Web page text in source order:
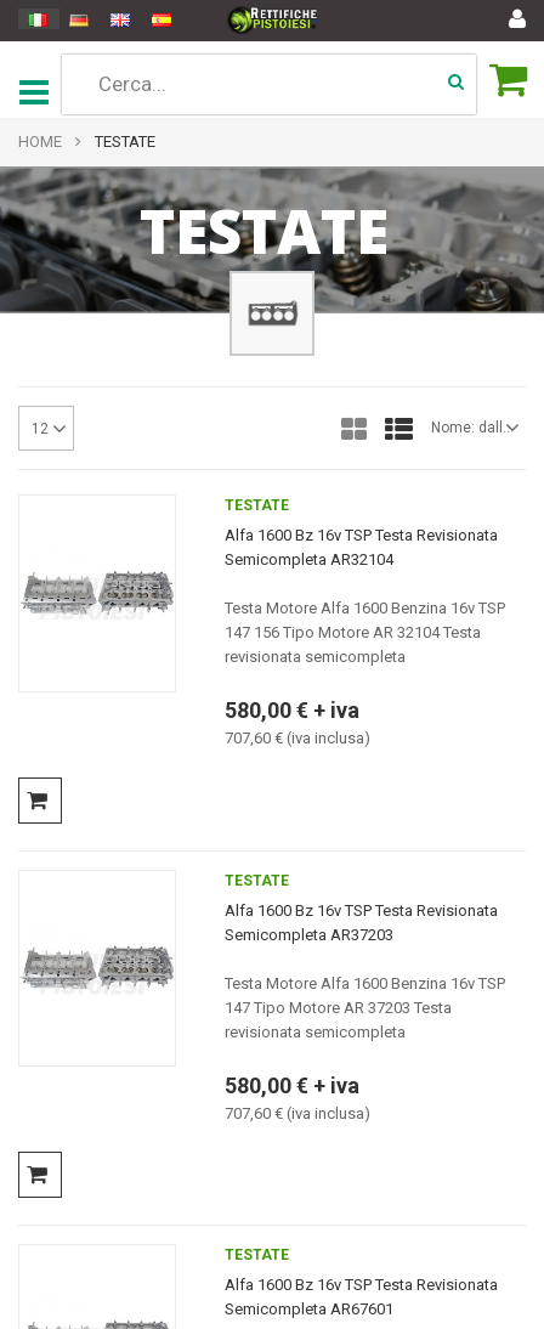
HOME TESTATE
TESTATE
12 Nome: dalla A alla Z
TESTATE
Alfa 1600 Bz 16v TSP Testa Revisionata
Semicompleta AR32104
Testa Motore Alfa 1600 Benzina 16v TSP
147 156 Tipo Motore AR 32104 Testa
revisionata semicompleta
580,00 € + iva
707,60 € (iva inclusa)
TESTATE
Alfa 1600 Bz 16v TSP Testa Revisionata
Semicompleta AR37203
Testa Motore Alfa 1600 Benzina 16v TSP
147 Tipo Motore AR 37203 Testa
revisionata semicompleta
580,00 € + iva
707,60 € (iva inclusa)
TESTATE
Alfa 1600 Bz 16v TSP Testa Revisionata
Semicompleta AR67601